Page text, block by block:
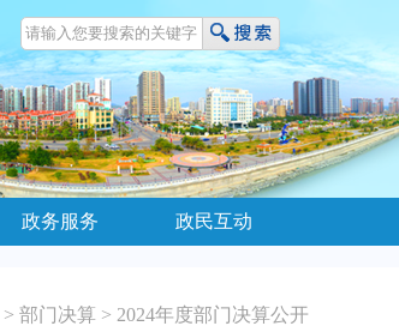
政务服务 政民互动
> 部门决算 > 2024年度部门决算公开